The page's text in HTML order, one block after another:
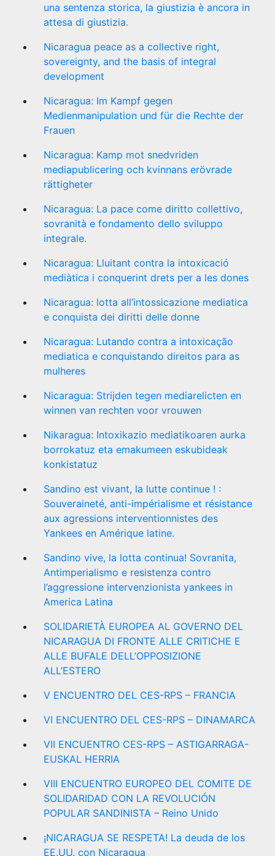
una sentenza storica, la giustizia è ancora in
attesa di giustizia.
Nicaragua peace as a collective right,
sovereignty, and the basis of integral
development
Nicaragua: Im Kampf gegen
Medienmanipulation und für die Rechte der
Frauen
Nicaragua: Kamp mot snedvriden
mediapublicering och kvinnans erövrade
rättigheter
Nicaragua: La pace come diritto collettivo,
sovranità e fondamento dello sviluppo
integrale.
Nicaragua: Lluitant contra la intoxicació
mediàtica i conquerint drets per a les dones
Nicaragua: lotta all’intossicazione mediatica
e conquista dei diritti delle donne
Nicaragua: Lutando contra a intoxicação
mediatica e conquistando direitos para as
mulheres
Nicaragua: Strijden tegen mediarelicten en
winnen van rechten voor vrouwen
Nikaragua: Intoxikazio mediatikoaren aurka
borrokatuz eta emakumeen eskubideak
konkistatuz
Sandino est vivant, la lutte continue ! :
Souveraineté, anti-impérialisme et résistance
aux agressions interventionnistes des
Yankees en Amérique latine.
Sandino vive, la lotta continua! Sovranita,
Antimperialismo e resistenza contro
l’aggressione intervenzionista yankees in
America Latina
SOLIDARIETÀ EUROPEA AL GOVERNO DEL
NICARAGUA DI FRONTE ALLE CRITICHE E
ALLE BUFALE DELL’OPPOSIZIONE
ALL’ESTERO
V ENCUENTRO DEL CES-RPS – FRANCIA
VI ENCUENTRO DEL CES-RPS – DINAMARCA
VII ENCUENTRO CES-RPS – ASTIGARRAGA-
EUSKAL HERRIA
VIII ENCUENTRO EUROPEO DEL COMITE DE
SOLIDARIDAD CON LA REVOLUCIÓN
POPULAR SANDINISTA – Reino Unido
¡NICARAGUA SE RESPETA! La deuda de los
EE.UU. con Nicaragua